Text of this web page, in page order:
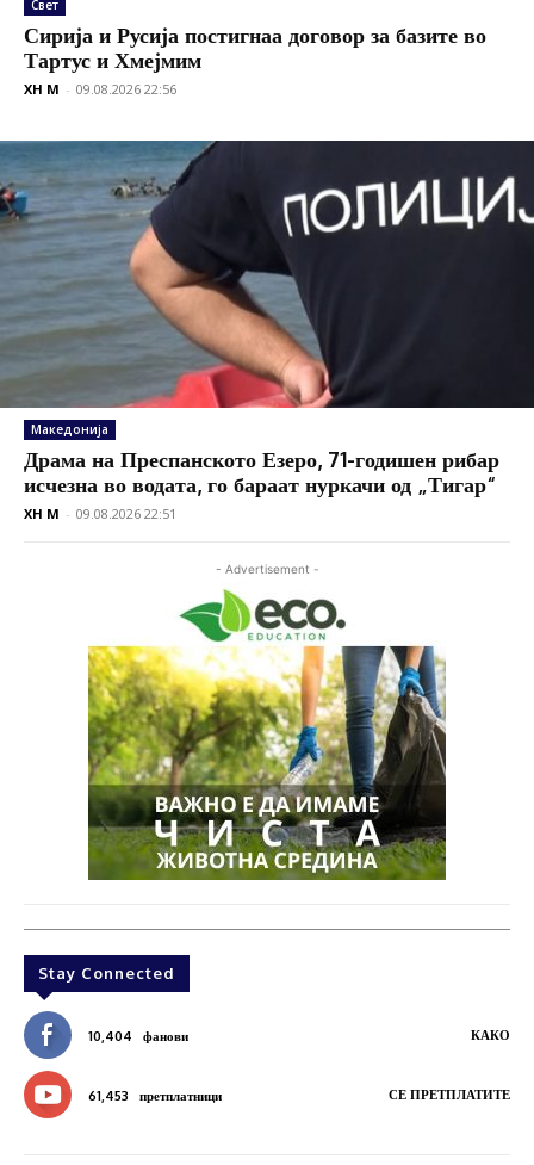
Свет
Сирија и Русија постигнаа договор за базите во
Тартус и Хмејмим
XH M - 09.08.2026 22:56
Македонија
Драма на Преспанското Езеро, 71-годишен рибар
исчезна во водата, го бараат нуркачи од „Тигар“
XH M - 09.08.2026 22:51
- Advertisement -
Stay Connected
10,404 фанови КАКО
61,453 претплатници СЕ ПРЕТПЛАТИТЕ